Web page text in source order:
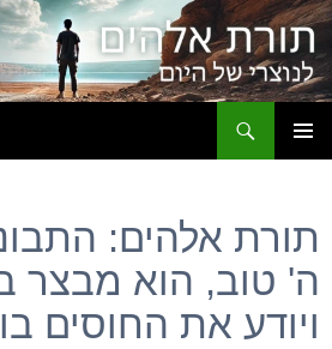
תורת אלהים:
ה' טוב, הוא מבצר
ויודע את החוסים